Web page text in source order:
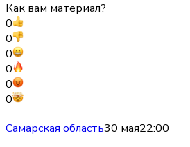
Как вам материал?
0
0
0
0
0
0
Самарская область30 мая22:00